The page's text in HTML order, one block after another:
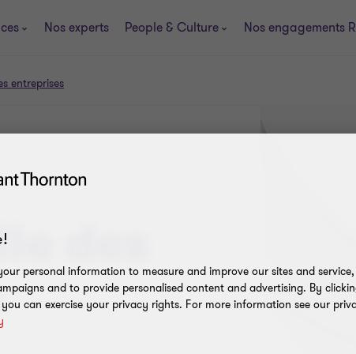
Nos experts People & Culture Nos engagements
entreprises
des
personal information to measure and improve our sites and
and to provide personalised content and advertising. By
can exercise your privacy rights. For more information see our